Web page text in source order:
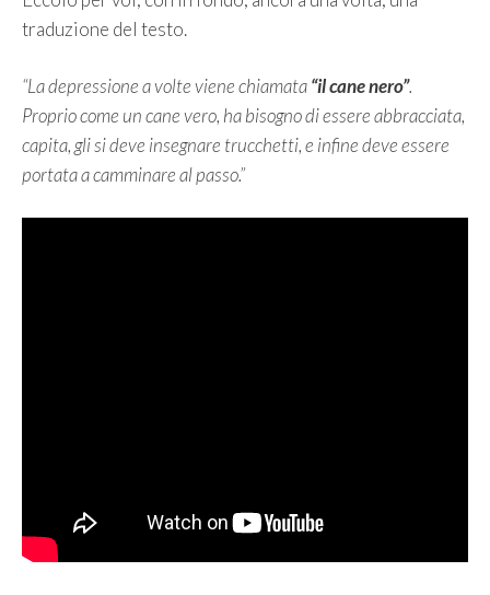
traduzione del testo.
“La depressione a volte viene chiamata“il cane nero”.
Proprio come un cane vero, ha bisogno di essere abbracciata,
capita, gli si deve insegnare trucchetti, e infine deve essere
portata a camminare al passo.”